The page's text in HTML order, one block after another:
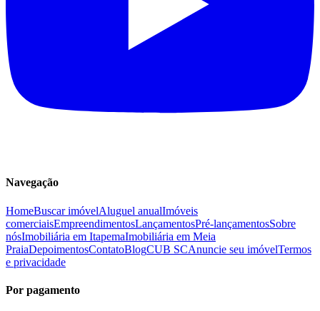
Navegação
HomeBuscar imóvelAluguel anualImóveis
comerciaisEmpreendimentosLançamentosPré-lançamentosSobre
nósImobiliária em ItapemaImobiliária em Meia
PraiaDepoimentosContatoBlogCUB SCAnuncie seu imóvelTermos
e privacidade
Por pagamento